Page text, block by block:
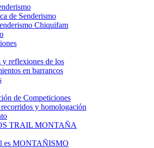
de Senderismo
Chiquifam
y reflexiones de los
en barrancos
de Competiciones
y homologación
TRAIL MONTAÑA
es MONTAÑISMO